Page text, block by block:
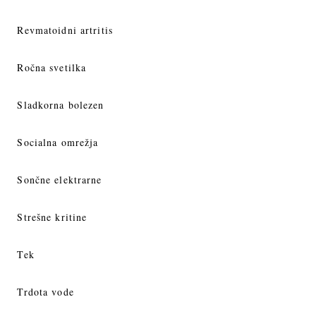
Revmatoidni artritis
Ročna svetilka
Sladkorna bolezen
Socialna omrežja
Sončne elektrarne
Strešne kritine
Tek
Trdota vode